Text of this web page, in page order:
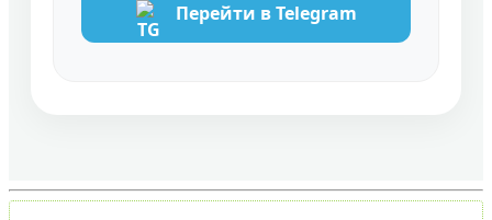
Перейти в Telegram